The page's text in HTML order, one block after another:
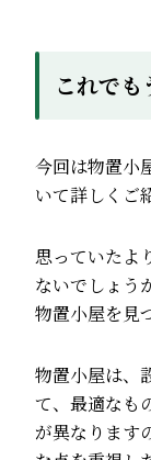
これでも
今回は物置小
いて詳しくご
思っていたよ
ないでしょう
物置小屋を見
物置小屋は、
て、最適なも
が異なります